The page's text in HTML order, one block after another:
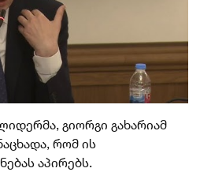
გიორგი გახარიამ
რომ ის
აპირებს.